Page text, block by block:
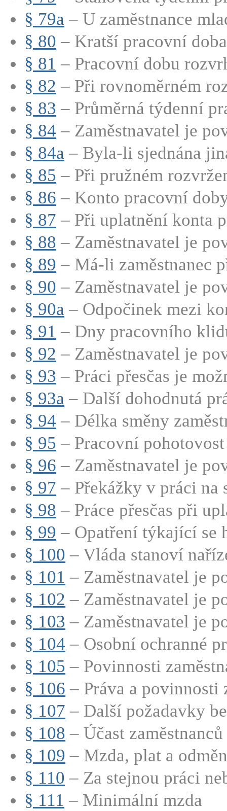
§ 79a – U zaměstnance
§ 80 – Kratší pracovní doba
§ 81 – Pracovní dobu
§ 82 – Při rovnoměrném
§ 83 – Průměrná týdenní
§ 84 – Zaměstnavatel je
§ 84a – Byla-li sjednána
§ 85 – Při pružném
§ 86 – Konto pracovní
§ 87 – Při uplatnění konta
§ 88 – Zaměstnavatel je
§ 89 – Má-li zaměstnanec
§ 90 – Zaměstnavatel je
§ 90a – Odpočinek mezi
§ 91 – Dny pracovního
§ 92 – Zaměstnavatel je
§ 93 – Práci přesčas je
§ 93a – Další dohodnutá
§ 94 – Délka směny
§ 95 – Pracovní
§ 96 – Zaměstnavatel je
§ 97 – Překážky v práci na
§ 98 – Práce přesčas při
§ 99 – Opatření týkající se
§ 100 – Vláda stanoví
§ 101 – Zaměstnavatel je
§ 102 – Zaměstnavatel je
§ 103 – Zaměstnavatel je
§ 104 – Osobní ochranné
§ 105 – Povinnosti
§ 106 – Práva a povinnosti
§ 107 – Další požadavky
§ 108 – Účast
§ 109 – Mzda, plat a
§ 110 – Za stejnou práci
§ 111 – Minimální mzda